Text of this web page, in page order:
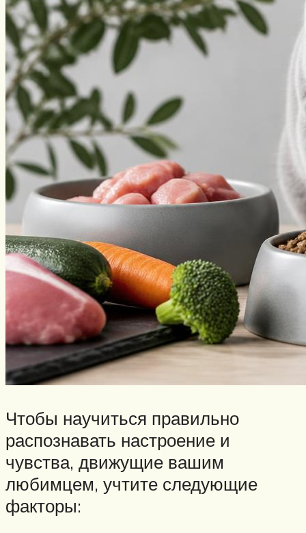
Чтобы научиться правильно
распознавать настроение и
чувства, движущие вашим
любимцем, учтите следующие
факторы: